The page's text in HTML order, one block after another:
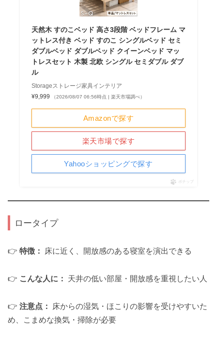
天然木 すのこベッド 高さ3段階 ベッドフレーム マ
ットレス付き ベッド すのこ シングルベッド セミ
ダブルベッド ダブルベッド クイーンベッド マッ
トレスセット 木製 北欧 シングル セミダブル ダブ
ル
Storageストレージ家具インテリア
¥9,999
（2026/08/07 06:56時点 | 楽天市場調べ）
Amazonで探す
楽天市場で探す
Yahooショッピングで探す
ポチップ
ロータイプ
👉 特徴： 床に近く、開放感のある寝室を演出できる
👉 こんな人に： 天井の低い部屋・開放感を重視したい人
👉 注意点：
床からの湿気・ほこりの影響を受けやすいた
め、こまめな換気・掃除が必要